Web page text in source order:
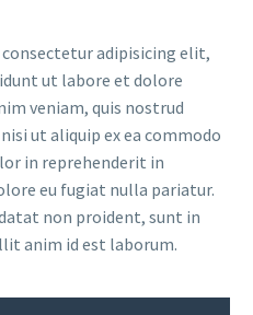
adipisicing elit,
ut labore et dolore
veniam, quis nostrud
ut aliquip ex ea commodo
in reprehenderit in
eu fugiat nulla pariatur.
non proident, sunt in
anim id est laborum.